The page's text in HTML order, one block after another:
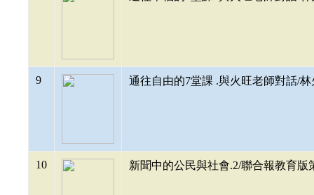
9 通往自由的7堂課 .與火旺老師對話/
10 新聞中的公民與社會.2/聯合報教育版